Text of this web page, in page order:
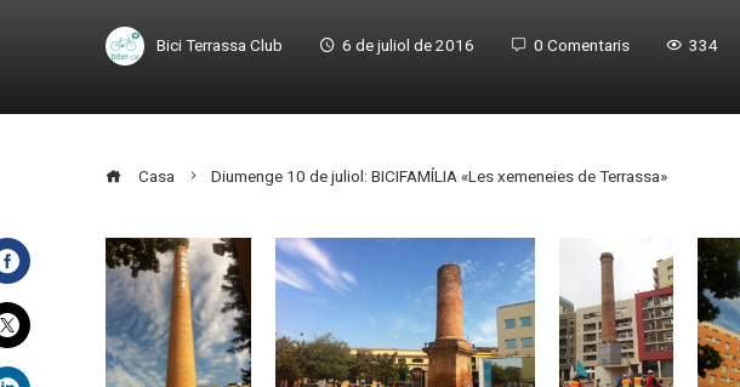
Bici Terrassa Club 6 de juliol de 2016 0 Comentaris 334
Casa Diumenge 10 de juliol: BICIFAMÍLIA «Les xemeneies de Terrassa»
Facebook
Twitter